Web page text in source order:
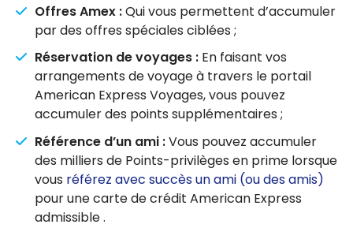
Offres Amex :Qui vous permettent d’accumuler
par des offres spéciales ciblées ;
Réservation de voyages : En faisant vos
arrangements de voyage à travers le portail
American Express Voyages, vous pouvez
accumuler des points supplémentaires ;
Référence d’un ami :Vous pouvez accumuler
des milliers de Points-privilèges en prime lorsque
vous référez avec succès un ami (ou des amis)
pour une carte de crédit American Express
admissible .